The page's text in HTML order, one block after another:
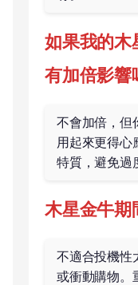
如果我的木
有加倍影響
不會加倍，但
用起來更得心
特質，避免過
木星金牛期
不適合投機性
或衝動購物。